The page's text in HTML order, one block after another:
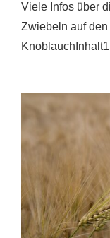
Viele Infos über
Zwiebeln auf